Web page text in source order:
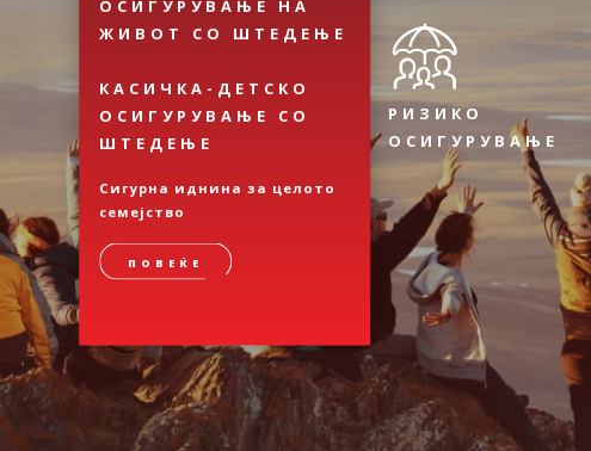
ОСИГУРУВАЊЕ НА
ЖИВОТ СО ШТЕДЕЊЕ
КАСИЧКА-ДЕТСКО
ОСИГУРУВАЊЕ СО
ШТЕДЕЊЕ
Сигурна иднина за целото
семејство
ПОВЕЌЕ
РИЗИКО
ОСИГУРУВАЊЕ